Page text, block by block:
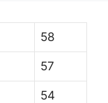
58
57
54